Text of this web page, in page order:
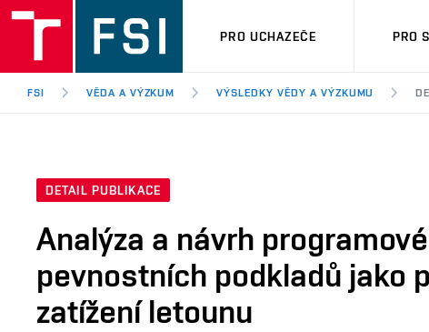
PRO UCHAZEČE PRO
FSI VĚDA A VÝZKUM VÝSLEDKY VĚDY A VÝZKUMU
DETAIL PUBLIKACE
Analýza a návrh
pevnostních podkladů jako
zatížení letounu